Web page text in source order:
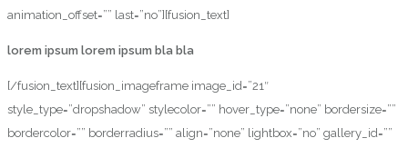
animation_offset=”” last=”no”][fusion_text]
lorem ipsum lorem ipsum bla bla
[/fusion_text][fusion_imageframe image_id=”21″
style_type=”dropshadow” stylecolor=”” hover_type=”none” bordersize=””
bordercolor=”” borderradius=”” align=”none” lightbox=”no” gallery_id=””